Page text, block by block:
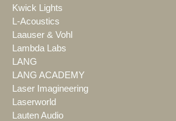
Kwick Lights
L-Acoustics
Laauser & Vohl
Lambda Labs
LANG
LANG ACADEMY
Laser Imagineering
Laserworld
Lauten Audio